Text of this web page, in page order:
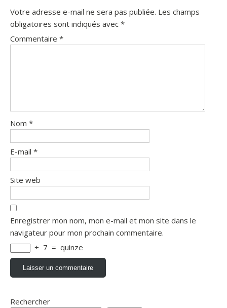
Votre adresse e-mail ne sera pas publiée. Les champs
obligatoires sont indiqués avec *
Commentaire *
Nom *
E-mail *
Site web
Enregistrer mon nom, mon e-mail et mon site dans le
navigateur pour mon prochain commentaire.
+ 7 = quinze
Rechercher